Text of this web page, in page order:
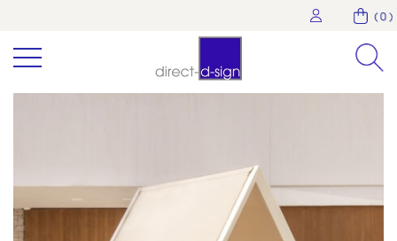
( 0 )